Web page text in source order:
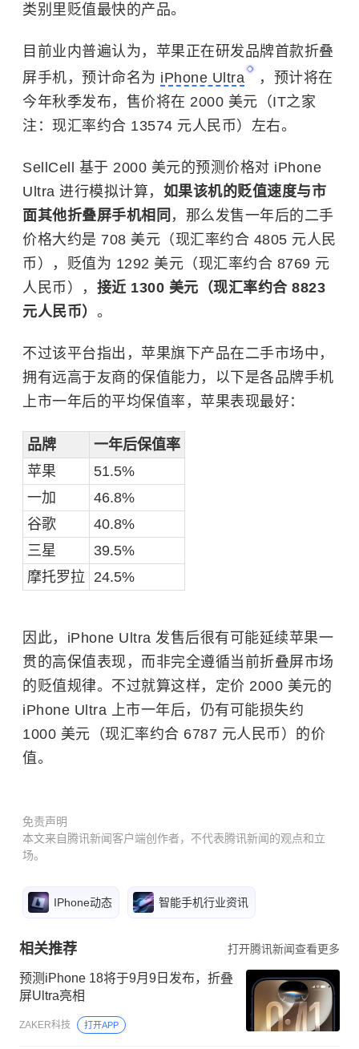
类别里贬值最快的产品。
目前业内普遍认为，苹果正在研发品牌首款折叠
屏手机，预计命名为 iPhone Ultra
，预计将在
今年秋季发布，售价将在 2000 美元（IT之家
注：现汇率约合 13574 元人民币）左右。
SellCell 基于 2000 美元的预测价格对 iPhone
Ultra 进行模拟计算， 如果该机的贬值速度与市
面其他折叠屏手机相同 ，那么发售一年后的二手
价格大约是 708 美元（现汇率约合 4805 元人民
币），贬值为 1292 美元（现汇率约合 8769 元
人民币）， 接近 1300 美元（现汇率约合 8823
元人民币） 。
不过该平台指出，苹果旗下产品在二手市场中，
拥有远高于友商的保值能力，以下是各品牌手机
上市一年后的平均保值率，苹果表现最好：
品牌
一年后保值率
苹果
51.5%
一加
46.8%
谷歌
40.8%
三星
39.5%
摩托罗拉
24.5%
因此，iPhone Ultra 发售后很有可能延续苹果一
贯的高保值表现，而非完全遵循当前折叠屏市场
的贬值规律。不过就算这样，定价 2000 美元的
iPhone Ultra 上市一年后，仍有可能损失约
1000 美元（现汇率约合 6787 元人民币）的价
值。
免责声明
本文来自腾讯新闻客户端创作者，不代表腾讯新闻的观点和立
场。
IPhone动态 智能手机行业资讯
相关推荐 打开腾讯新闻查看更多
预测iPhone 18将于9月9日发布，折叠
屏Ultra亮相
ZAKER科技 打开APP